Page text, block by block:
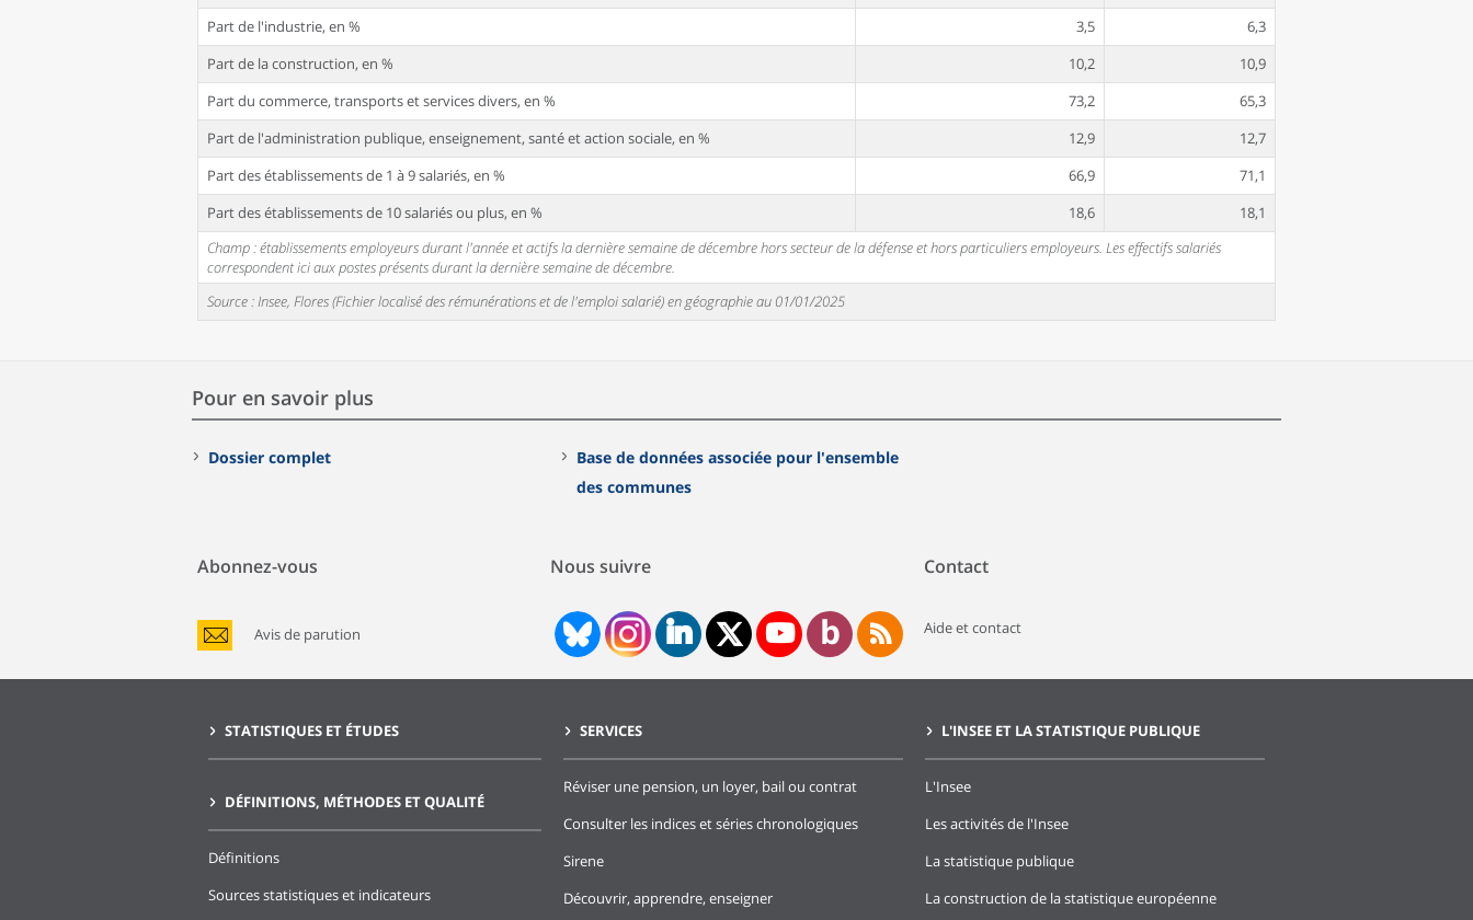
Part de l'industrie, en %
3,5
6,3
Part de la construction, en %
10,2
10,9
Part du commerce, transports et services divers, en %
73,2
65,3
Part de l'administration publique, enseignement, santé et action sociale, en %
12,9
12,7
Part des établissements de 1 à 9 salariés, en %
66,9
71,1
Part des établissements de 10 salariés ou plus, en %
18,6
18,1
Champ : établissements employeurs durant l'année et actifs la dernière semaine de décembre hors secteur de la défense et hors particuliers employeurs. Les effectifs salariés
correspondent ici aux postes présents durant la dernière semaine de décembre.
Source : Insee, Flores (Fichier localisé des rémunérations et de l'emploi salarié) en géographie au 01/01/2025
Pour en savoir plus
Dossier complet
Base de données associée pour l'ensemble
des communes
Abonnez-vous
Avis de parution
Nous suivre Contact
Aide et contact
STATISTIQUES ET ÉTUDES
DÉFINITIONS, MÉTHODES ET QUALITÉ
Définitions
Sources statistiques et indicateurs
SERVICES
Réviser une pension, un loyer, bail ou contrat
Consulter les indices et séries chronologiques
Sirene
Découvrir, apprendre, enseigner
L'INSEE ET LA STATISTIQUE PUBLIQUE
L'Insee
Les activités de l'Insee
La statistique publique
La construction de la statistique européenne